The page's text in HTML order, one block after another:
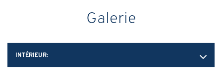
Galerie
INTÉRIEUR: